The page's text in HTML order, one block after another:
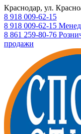
Краснодар, ул.
8 918 009-62-15
8 918 009-62-15
8 861 259-80-76
продажи